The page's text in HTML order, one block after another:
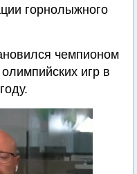
горнолыжного
чемпионом
игр в